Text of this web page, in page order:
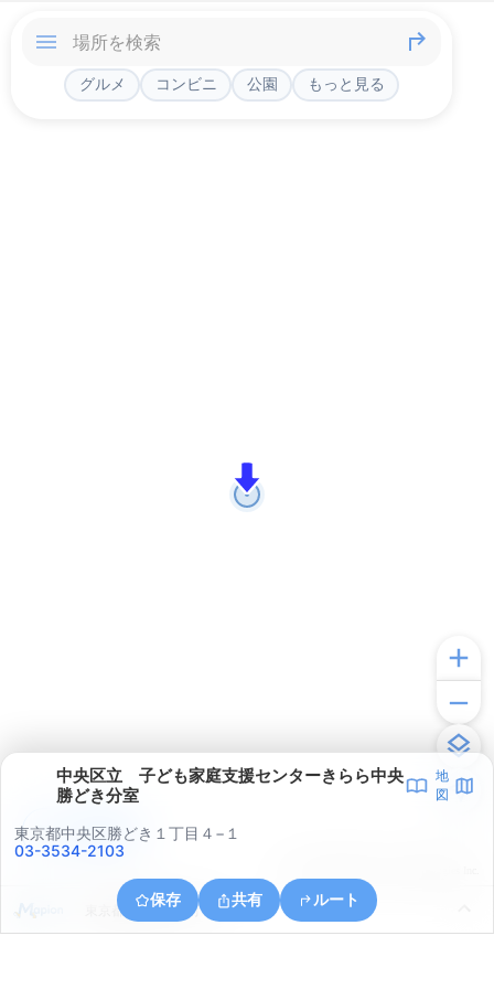
グルメ コンビニ 公園 もっと見る
中央区立 子ども家庭支援センターきらら中央
勝どき分室
地
図
東京都中央区勝どき１丁目４−１
03-3534-2103
保存 共有 ルート
東京都港区海岸２丁目
アプリで見る